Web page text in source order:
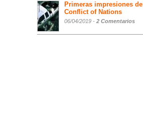
Primeras impresiones de
Conflict of Nations
06/04/2019 - 2 Comentarios